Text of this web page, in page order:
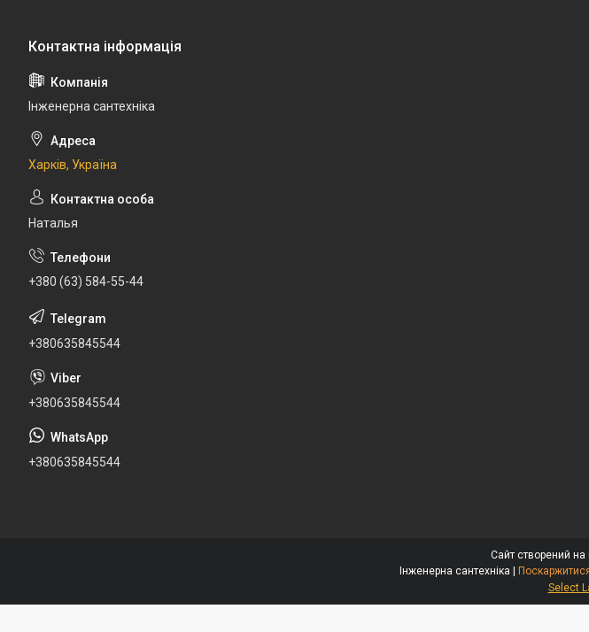
Інженерна сантехніка
Харків, Україна
Наталья
+380 (63) 584-55-44
+380635845544
+380635845544
+380635845544
Сайт створений на
Інженерна сантехніка |
Select